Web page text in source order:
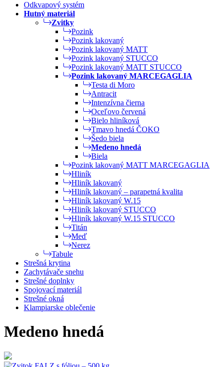
Odkvapový systém
Hutný materiál
Zvitky
Pozink
Pozink lakovaný
Pozink lakovaný MATT
Pozink lakovaný STUCCO
Pozink lakovaný MATT STUCCO
Pozink lakovaný MARCEGAGLIA
Testa di Moro
Antracit
Intenzívna čierna
Oceľovo červená
Bielo hliníková
Tmavo hnedá ČOKO
Šedo biela
Medeno hnedá
Biela
Pozink lakovaný MATT MARCEGAGLIA
Hliník
Hliník lakovaný
Hliník lakovaný – parapetná kvalita
Hliník lakovaný W.15
Hliník lakovaný STUCCO
Hliník lakovaný W.15 STUCCO
Titán
Meď
Nerez
Tabule
Strešná krytina
Zachytávače snehu
Strešné doplnky
Spojovací materiál
Strešné okná
Klampiarske oblečenie
Medeno hnedá